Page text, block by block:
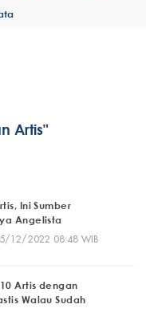
Artis"
Ini Sumber
Angelista
12/2022 08:48 WIB
Artis dengan
Walau Sudah